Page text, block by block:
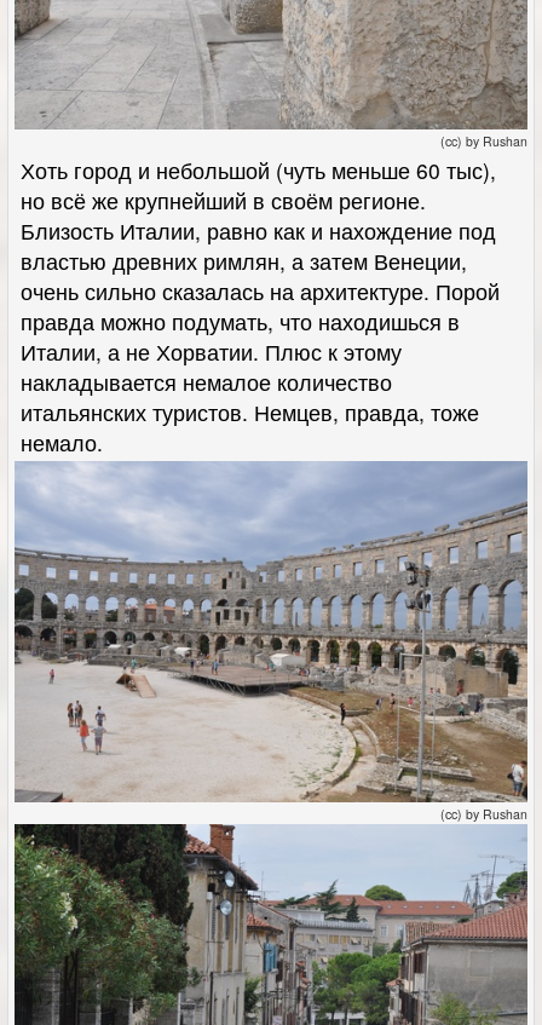
(cc) by Rushan
Хоть город и небольшой (чуть меньше 60 тыс),
но всё же крупнейший в своём регионе.
Близость Италии, равно как и нахождение под
властью древних римлян, а затем Венеции,
очень сильно сказалась на архитектуре. Порой
правда можно подумать, что находишься в
Италии, а не Хорватии. Плюс к этому
накладывается немалое количество
итальянских туристов. Немцев, правда, тоже
немало.
(cc) by Rushan